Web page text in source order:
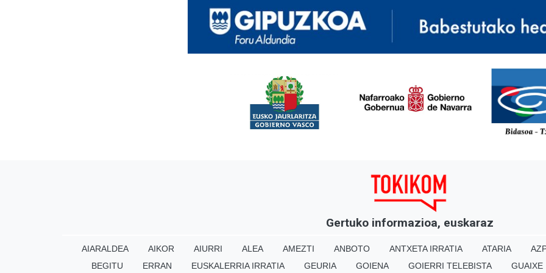
Gertuko informazioa, euskaraz
AIARALDEA AIKOR AIURRI ALEA AMEZTI ANBOTO ANTXETA IRRATIA ATARIA
BEGITU
ERRAN EUSKALERRIA IRRATIA GEURIA GOIENA GOIERRI TELEBISTA GUAIXE